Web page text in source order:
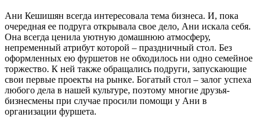
Ани Кешишян всегда интересовала тема бизнеса. И, пока
очередная ее подруга открывала свое дело, Ани искала себя.
Она всегда ценила уютную домашнюю атмосферу,
непременный атрибут которой – праздничный стол. Без
оформленных ею фуршетов не обходилось ни одно семейное
торжество. К ней также обращались подруги, запускающие
свои первые проекты на рынке. Богатый стол – залог успеха
любого дела в нашей культуре, поэтому многие друзья-
бизнесмены при случае просили помощи у Ани в
организации фуршета.